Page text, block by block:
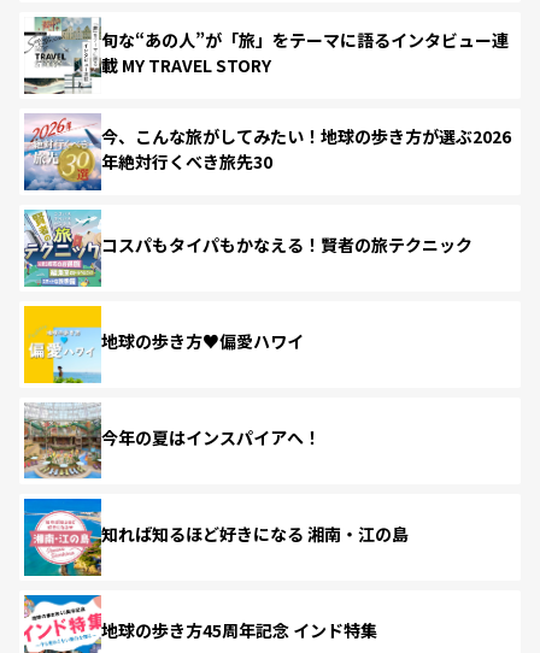
旬な“あの人”が「旅」をテーマに語るインタビュー連
載 MY TRAVEL STORY
今、こんな旅がしてみたい！地球の歩き方が選ぶ2026
年絶対行くべき旅先30
コスパもタイパもかなえる！賢者の旅テクニック
地球の歩き方♥偏愛ハワイ
今年の夏はインスパイアへ！
知れば知るほど好きになる 湘南・江の島
地球の歩き方45周年記念 インド特集